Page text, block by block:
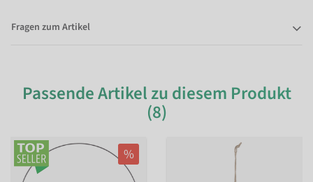
Fragen zum Artikel
Passende Artikel zu diesem Produkt
(8)
%